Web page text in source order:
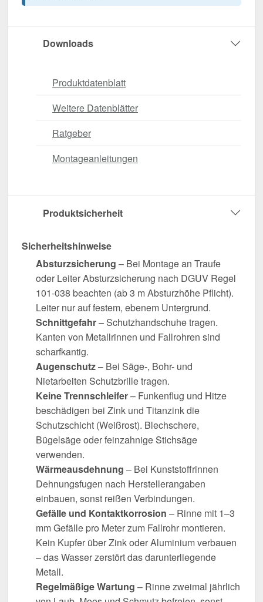
Downloads
Produktdatenblatt
Weitere Datenblätter
Ratgeber
Montageanleitungen
Produktsicherheit
Sicherheitshinweise
Absturzsicherung – Bei Montage an Traufe
oder Leiter Absturzsicherung nach DGUV Regel
101-038 beachten (ab 3 m Absturzhöhe Pflicht).
Leiter nur auf festem, ebenem Untergrund.
Schnittgefahr– Schutzhandschuhe tragen.
Kanten von Metallrinnen und Fallrohren sind
scharfkantig.
Augenschutz– Bei Säge-, Bohr- und
Nietarbeiten Schutzbrille tragen.
Keine Trennschleifer– Funkenflug und Hitze
beschädigen bei Zink und Titanzink die
Schutzschicht (Weißrost). Blechschere,
Bügelsäge oder feinzahnige Stichsäge
verwenden.
Wärmeausdehnung – Bei Kunststoffrinnen
Dehnungsfugen nach Herstellerangaben
einbauen, sonst reißen Verbindungen.
Gefälle und Kontaktkorrosion – Rinne mit 1–3
mm Gefälle pro Meter zum Fallrohr montieren.
Kein Kupfer über Zink oder Aluminium verbauen
– das Wasser zerstört das darunterliegende
Metall.
Regelmäßige Wartung – Rinne zweimal jährlich